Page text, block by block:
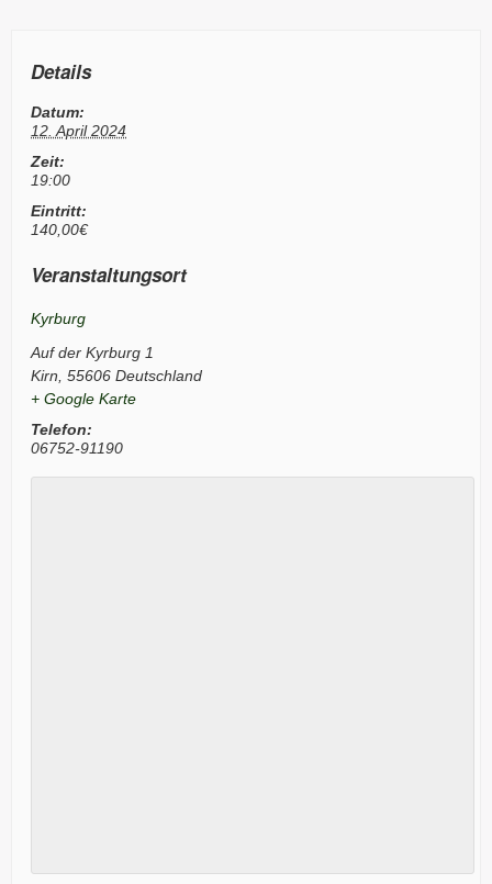
Details
Datum:
12. April 2024
Zeit:
19:00
Eintritt:
140,00€
Veranstaltungsort
Kyrburg
Auf der Kyrburg 1
Kirn 55606 Deutschland
+ Google Karte
Telefon:
06752-91190